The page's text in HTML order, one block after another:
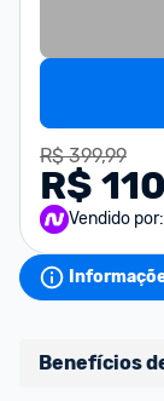
R$ 399,99
R$
Vendido por:
Benefícios